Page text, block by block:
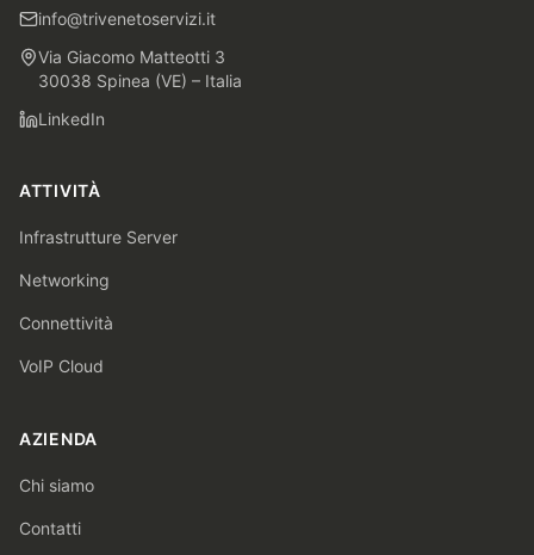
info@trivenetoservizi.it
Via Giacomo Matteotti 3
30038 Spinea (VE) – Italia
LinkedIn
ATTIVITÀ
Infrastrutture Server
Networking
Connettività
VoIP Cloud
AZIENDA
Chi siamo
Contatti